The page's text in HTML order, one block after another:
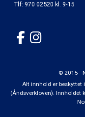
Tlf: 970 02520 kl. 9-15
© 2015 -
Alt innhold er beskyttet
(Åndsverkloven). Innholdet